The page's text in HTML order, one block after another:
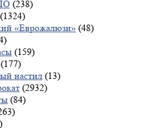
(238)
(1324)
«Еврожалюзи» (48)
(159)
(177)
настил (13)
(2932)
(84)